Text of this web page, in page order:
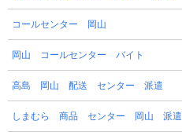
コールセンター 岡山
岡山 コールセンター バイト
高島 岡山 配送 センター 派遣
しまむら 商品 センター 岡山 派遣